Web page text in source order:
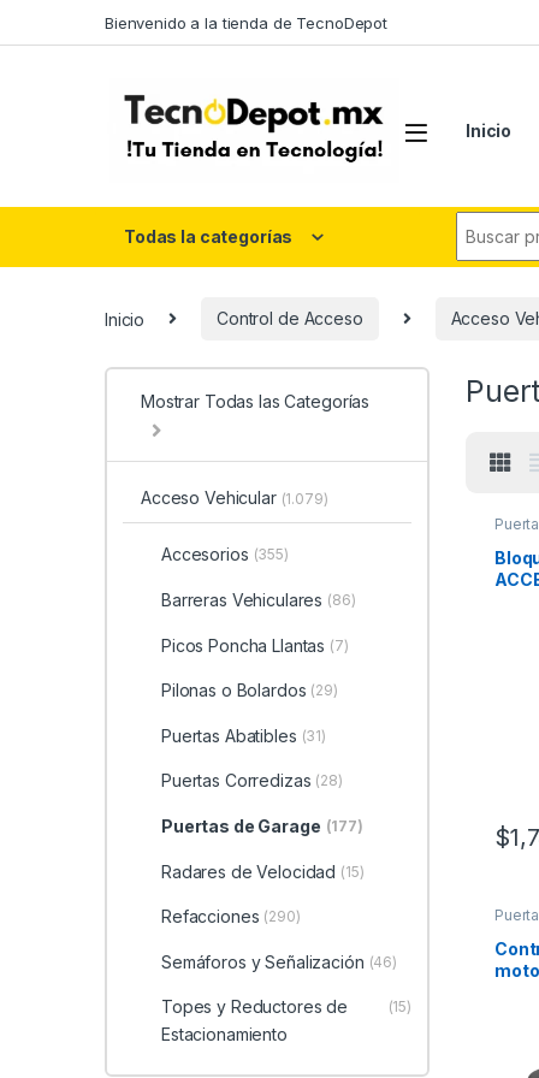
Bienvenido a la tienda de TecnoDepot
Inicio
Todas la categorías
Inicio Control de Acceso Acceso
$
Mostrar Todas las Categorías
Acceso Vehicular (1.079)
Accesorios (355)
Barreras Vehiculares (86)
Picos Poncha Llantas (7)
Pilonas o Bolardos (29)
Puertas Abatibles (31)
Puertas Corredizas (28)
Puertas de Garage (177)
Radares de Velocidad (15)
Refacciones (290)
Semáforos y Señalización (46)
Topes y Reductores de
Estacionamiento
(15)